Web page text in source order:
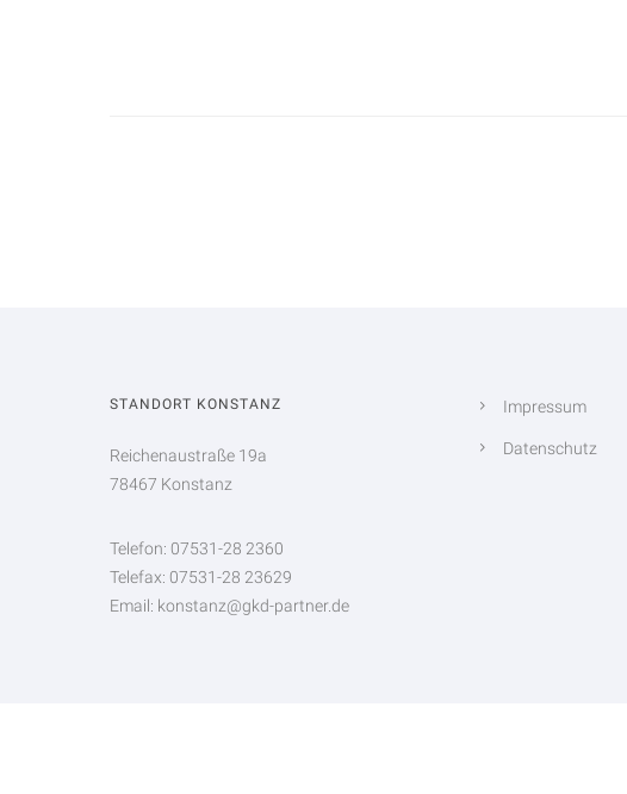
STANDORT KONSTANZ
Reichenaustraße 19a
78467 Konstanz
Telefon: 07531-28 2360
Telefax: 07531-28 23629
Email: konstanz@gkd-partner.de
Impressum
Datenschutz